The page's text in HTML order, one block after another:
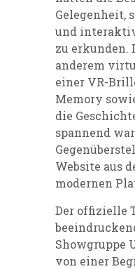
Gelegenheit,
und
zu erkunden.
anderem
einer VR-
Memory
die
spannend
Website aus
modernen
Der offizielle
Showgruppe
von einer